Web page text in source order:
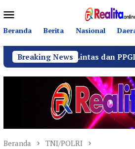
ke
kontenMobile
Beranda Berita Nasional
Breaking News
Lintas dan PPGD Suhu
Beranda TNI/POLRI